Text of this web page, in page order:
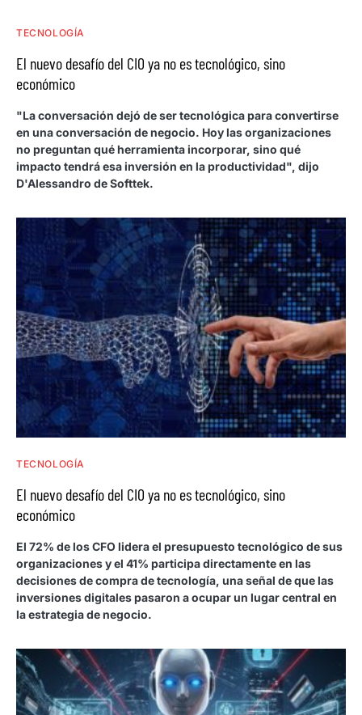
TECNOLOGÍA
El nuevo desafío del CIO ya no es tecnológico, sino
económico
"La conversación dejó de ser tecnológica para convertirse
en una conversación de negocio. Hoy las organizaciones
no preguntan qué herramienta incorporar, sino qué
impacto tendrá esa inversión en la productividad", dijo
D'Alessandro de Softtek.
TECNOLOGÍA
El nuevo desafío del CIO ya no es tecnológico, sino
económico
El 72% de los CFO lidera el presupuesto tecnológico de sus
organizaciones y el 41% participa directamente en las
decisiones de compra de tecnología, una señal de que las
inversiones digitales pasaron a ocupar un lugar central en
la estrategia de negocio.